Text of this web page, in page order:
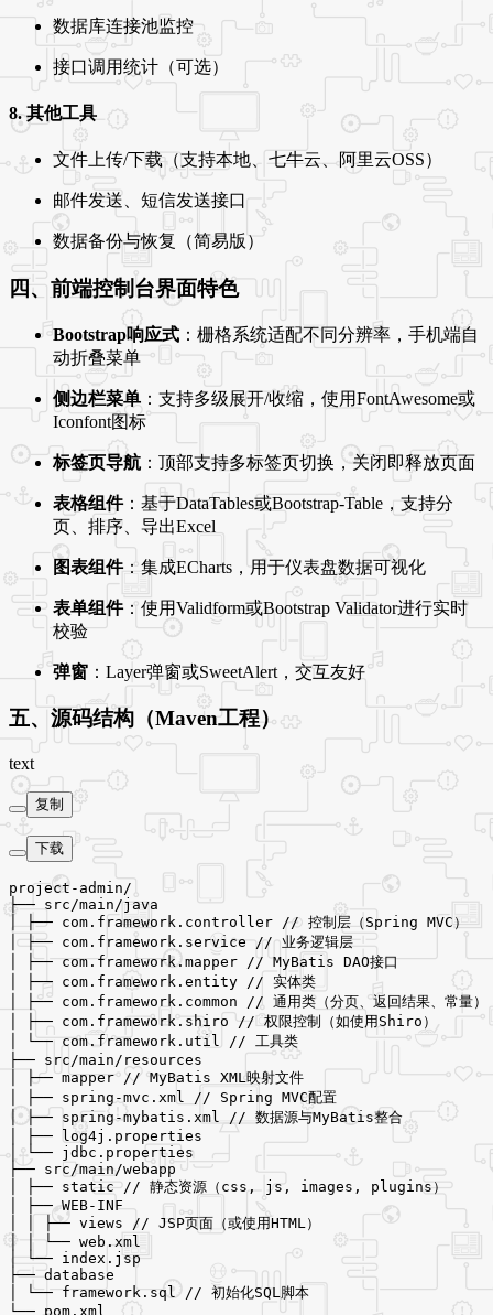
数据库连接池监控
接口调用统计（可选）
8. 其他工具
文件上传/下载（支持本地、七牛云、阿里云OSS）
邮件发送、短信发送接口
数据备份与恢复（简易版）
四、前端控制台界面特色
Bootstrap响应式 ：栅格系统适配不同分辨率，手机端自
动折叠菜单
侧边栏菜单 ：支持多级展开/收缩，使用FontAwesome或
Iconfont图标
标签页导航 ：顶部支持多标签页切换，关闭即释放页面
表格组件：基于DataTables或Bootstrap-Table，支持分
页、排序、导出Excel
图表组件：集成ECharts，用于仪表盘数据可视化
表单组件：使用Validform或Bootstrap Validator进行实时
校验
弹窗 ：Layer弹窗或SweetAlert，交互友好
五、源码结构（Maven工程）
text
复制
下载
project-admin/
├── src/main/java
│ ├── com.framework.controller // 控制层（Spring MVC）
│ ├── com.framework.service // 业务逻辑层
│ ├── com.framework.mapper // MyBatis DAO接口
│ ├── com.framework.entity // 实体类
│ ├── com.framework.common // 通用类（分页、返回结果、常量）
│ ├── com.framework.shiro // 权限控制（如使用Shiro）
│ └── com.framework.util // 工具类
├── src/main/resources
│ ├── mapper // MyBatis XML映射文件
│ ├── spring-mvc.xml // Spring MVC配置
│ ├── spring-mybatis.xml // 数据源与MyBatis整合
│ ├── log4j.properties
│ └── jdbc.properties
├── src/main/webapp
│ ├── static // 静态资源（css, js, images, plugins）
│ ├── WEB-INF
│ │ ├── views // JSP页面（或使用HTML）
│ │ └── web.xml
│ └── index.jsp
├── database
│ └── framework.sql // 初始化SQL脚本
└── pom.xml